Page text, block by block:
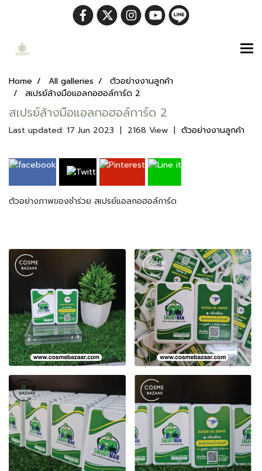
Home All galleries
ตัวอย่างงานลูกค้า
สเปรย์ล้างมือแอลกอฮอล์การ์ด 2
สเปรย์ล้างมือแอลกอฮอล์การ์ด 2
Last updated: 17 Jun 2023 | 2168 View | ตัวอย่างงานลูกค้า
ตัวอย่างภาพของชำร่วย สเปรย์แอลกอฮอล์การ์ด